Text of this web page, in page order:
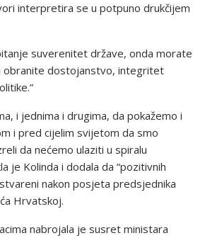
interpretira se u potpuno drukčijem
suverenitet države, onda morate
obranite dostojanstvo, integritet
i jednima i drugima, da pokažemo i
i pred cijelim svijetom da smo
da nećemo ulaziti u spiralu
je Kolinda i dodala da “pozitivnih
nakon posjeta predsjednika
Hrvatskoj.
nabrojala je susret ministara